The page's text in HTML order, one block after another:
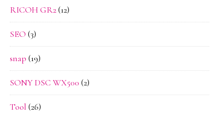
RICOH GR2(12)
SEO (3)
snap (19)
SONY DSC WX500 (2)
Tool (26)